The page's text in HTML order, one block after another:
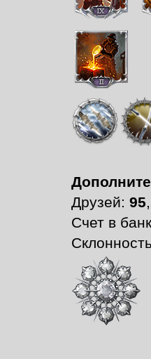
Друзей: 95
Счет в